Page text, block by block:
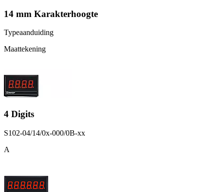
14 mm Karakterhoogte
Typeaanduiding
Maattekening
4 Digits
S102-04/14/0x-000/0B-xx
A